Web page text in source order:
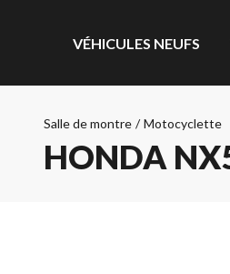
VÉHICULES NEUFS
Salle de montre / Motocyclette
HONDA